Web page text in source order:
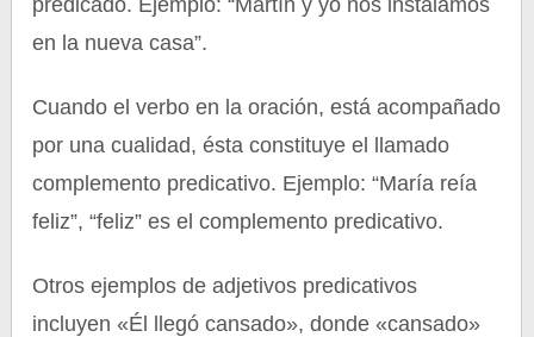
predicado. Ejemplo: “Martín y yo nos instalamos
en la nueva casa”.
Cuando el verbo en la oración, está acompañado
por una cualidad, ésta constituye el llamado
complemento predicativo. Ejemplo: “María reía
feliz”, “feliz” es el complemento predicativo.
Otros ejemplos de adjetivos predicativos
incluyen «Él llegó cansado», donde «cansado»